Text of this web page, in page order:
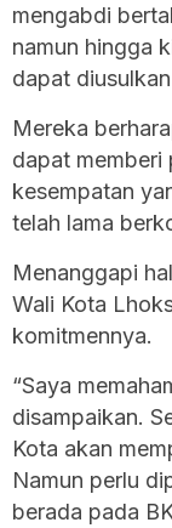
mengabdi
namun hingga
dapat
Mereka
dapat memberi
kesempatan
telah lama
Menanggapi
Wali Kota
komitmennya.
“Saya
disampaikan.
Kota akan
Namun perlu
berada pada